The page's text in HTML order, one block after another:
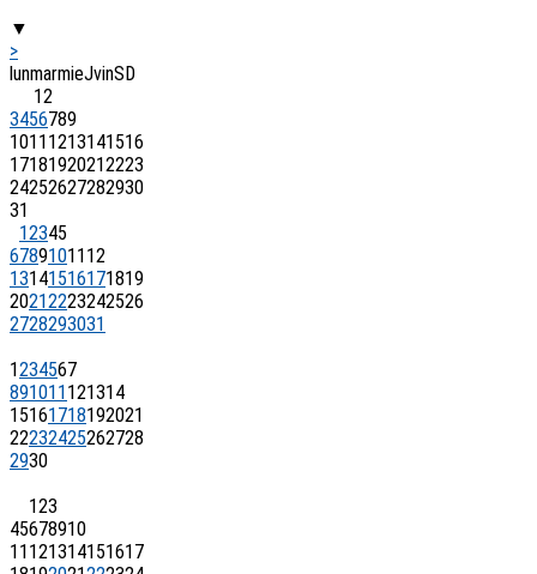
▼
>
lunmarmieJvinS D
12
3456789
1011 1213141516
17181920212223
24252627282930
31
12345
67891011 12
13141516171819
20212223242526
2728293031
1234567
891011 121314
15161718192021
22232425262728
2930
123
45678910
11 121314151617